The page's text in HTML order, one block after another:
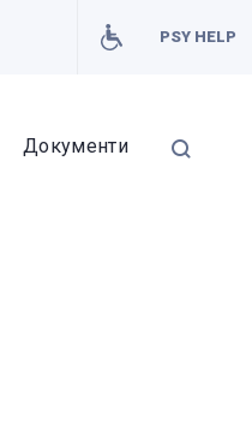
PSY HELP
Документи